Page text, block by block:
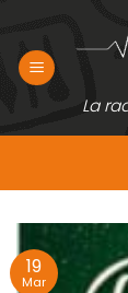
contenu
La
19
Mar